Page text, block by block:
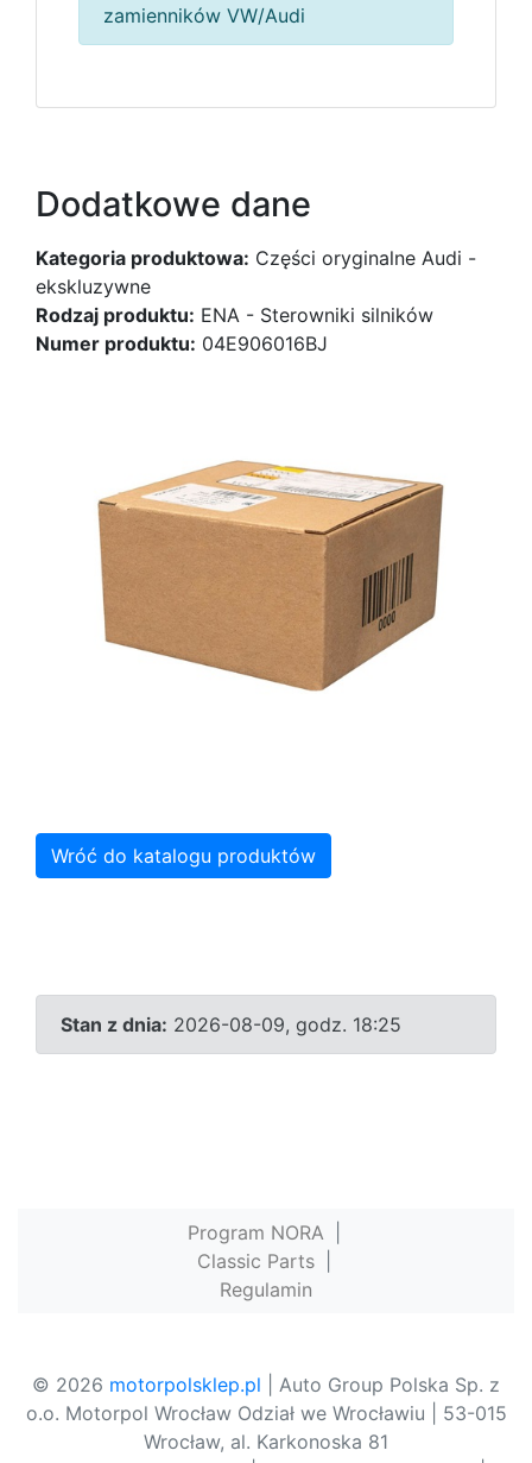
zamienników VW/Audi
Dodatkowe dane
Kategoria produktowa: Części oryginalne Audi -
ekskluzywne
Rodzaj produktu: ENA - Sterowniki silników
Numer produktu: 04E906016BJ
Wróć do katalogu produktów
Stan z dnia: 2026-08-09, godz. 18:25
Program NORA
Classic Parts
Regulamin
© 2026 motorpolsklep.pl | Auto Group Polska Sp. z
o.o. Motorpol Wrocław Odział we Wrocławiu | 53-015
Wrocław, al. Karkonoska 81